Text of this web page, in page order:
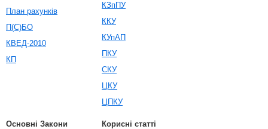
План рахунків
П(С)БО
КВЕД-2010
КП
КЗпПУ
ККУ
КУпАП
ПКУ
СКУ
ЦКУ
ЦПКУ
Основні Закони
Корисні статті